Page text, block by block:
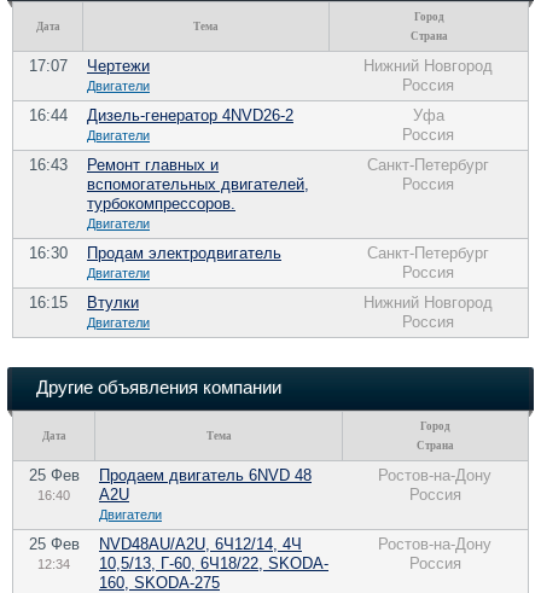
Дата Тема
Город
Страна
17:07 Чертежи
Двигатели
Нижний Новгород
Россия
16:44
Дизель-генератор 4NVD26-2
Двигатели
Уфа
Россия
16:43
Ремонт главных и
вспомогательных двигателей,
турбокомпрессоров.
Двигатели
Санкт-Петербург
Россия
16:30 Продам электродвигатель
Двигатели
Санкт-Петербург
Россия
16:15
Втулки
Двигатели
Нижний Новгород
Россия
Другие объявления компании
Дата Тема
Город
Страна
25 Фев
16:40
Продаем двигатель 6NVD 48
A2U
Двигатели
Ростов-на-Дону
Россия
25 Фев
12:34
NVD48AU/A2U, 6Ч12/14, 4Ч
10,5/13, Г-60, 6Ч18/22, SKODA-
160, SKODA-275
Ростов-на-Дону
Россия